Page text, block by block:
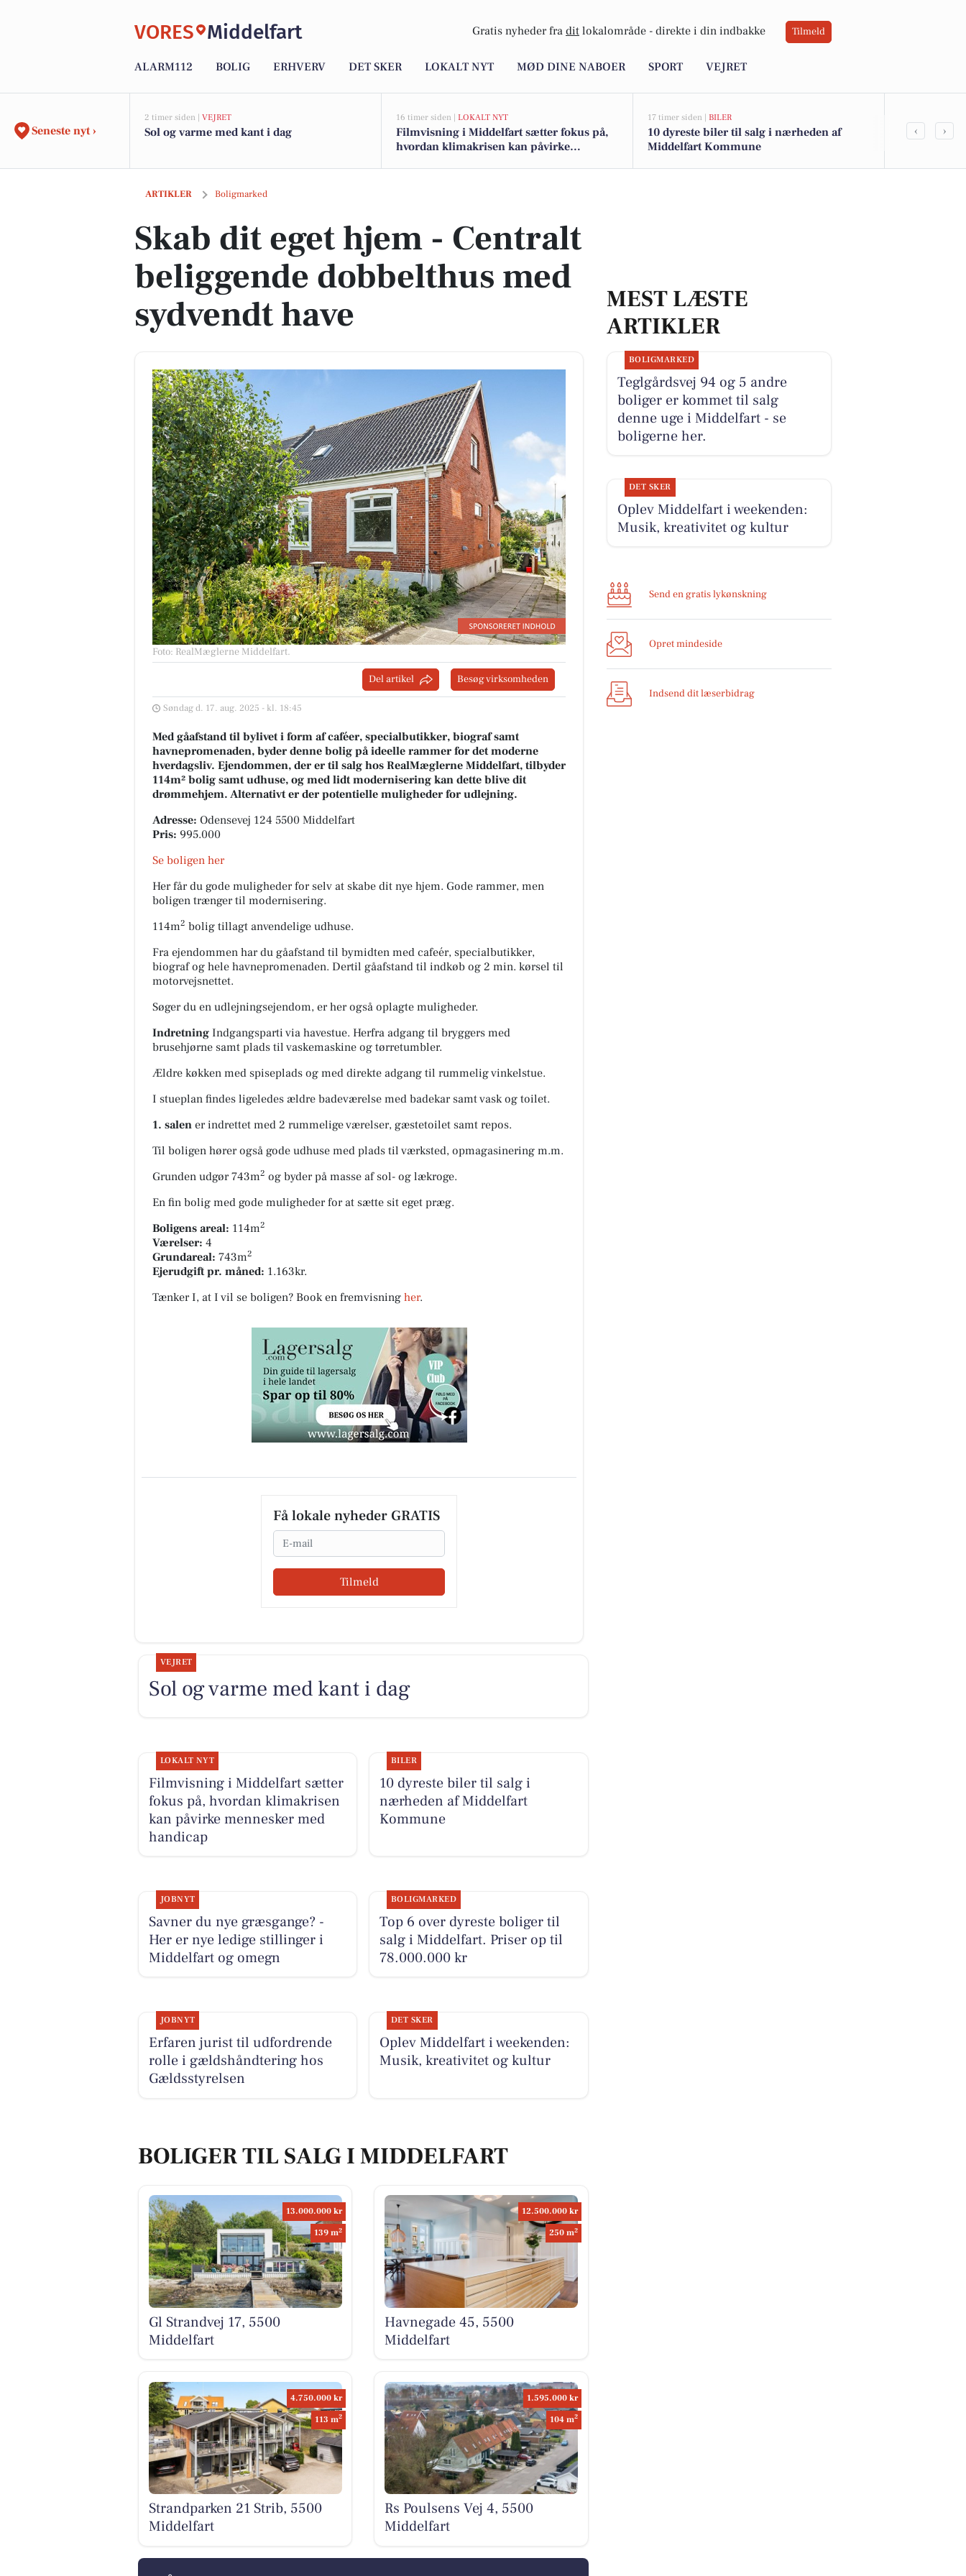
VORES Middelfart Gratis nyheder fra dit lokalområde - direkte i din indbakke Tilmeld
ALARM112 BOLIG ERHVERV DET SKER LOKALT NYT MØD DINE NABOER SPORT VEJRET
Seneste nyt ›
2 timer siden | VEJRET
Sol og varme med kant i dag
16 timer siden | LOKALT NYT
Filmvisning i Middelfart sætter fokus på,
hvordan klimakrisen kan påvirke
17 timer siden | BILER
10 dyreste biler til salg i nærheden af
Middelfart Kommune
Savner du
‹ ›
ARTIKLER Boligmarked
Skab dit eget hjem - Centralt beliggende dobbelthus med sydvendt have
Skab dit eget hjem - Centralt
beliggende dobbelthus med
sydvendt have
Foto: RealMæglerne Middelfart.
Del artikel Besøg virksomheden
Søndag d. 17. aug. 2025 - kl. 18:45
Med gåafstand til bylivet i form af caféer, specialbutikker, biograf samt
havnepromenaden, byder denne bolig på ideelle rammer for det moderne
hverdagsliv. Ejendommen, der er til salg hos RealMæglerne Middelfart, tilbyder
114m² bolig samt udhuse, og med lidt modernisering kan dette blive dit
drømmehjem. Alternativt er der potentielle muligheder for udlejning.
Adresse: Odensevej 124 5500 Middelfart
Pris: 995.000
Se boligen her
Her får du gode muligheder for selv at skabe dit nye hjem. Gode rammer, men
boligen trænger til modernisering.
114m2 bolig tillagt anvendelige udhuse.
Fra ejendommen har du gåafstand til bymidten med cafeér, specialbutikker,
biograf og hele havnepromenaden. Dertil gåafstand til indkøb og 2 min. kørsel til
motorvejsnettet.
Søger du en udlejningsejendom, er her også oplagte muligheder.
Indretning Indgangsparti via havestue. Herfra adgang til bryggers med
brusehjørne samt plads til vaskemaskine og tørretumbler.
Ældre køkken med spiseplads og med direkte adgang til rummelig vinkelstue.
I stueplan findes ligeledes ældre badeværelse med badekar samt vask og toilet.
1. salen er indrettet med 2 rummelige værelser, gæstetoilet samt repos.
Til boligen hører også gode udhuse med plads til værksted, opmagasinering m.m.
Grunden udgør 743m2 og byder på masse af sol- og lækroge.
En fin bolig med gode muligheder for at sætte sit eget præg.
Boligens areal: 114m2
Værelser: 4
Grundareal: 743m2
Ejerudgift pr. måned: 1.163kr.
Tænker I, at I vil se boligen? Book en fremvisning her.
Få lokale nyheder GRATIS
Email
Tilmeld
MEST LÆSTE
ARTIKLER
BOLIGMARKED
Teglgårdsvej 94 og 5 andre
boliger er kommet til salg
denne uge i Middelfart - se
boligerne her.
DET SKER
Oplev Middelfart i weekenden:
Musik, kreativitet og kultur
Send en gratis lykønskning
Opret mindeside
Indsend dit læserbidrag
VEJRET
Sol og varme med kant i dag
LOKALT NYT
Filmvisning i Middelfart sætter
fokus på, hvordan klimakrisen
kan påvirke mennesker med
handicap
BILER
10 dyreste biler til salg i
nærheden af Middelfart
Kommune
JOBNYT
Savner du nye græsgange? -
Her er nye ledige stillinger i
Middelfart og omegn
BOLIGMARKED
Top 6 over dyreste boliger til
salg i Middelfart. Priser op til
78.000.000 kr
JOBNYT
Erfaren jurist til udfordrende
rolle i gældshåndtering hos
Gældsstyrelsen
DET SKER
Oplev Middelfart i weekenden:
Musik, kreativitet og kultur
BOLIGER TIL SALG I MIDDELFART
13.000.000 kr
139 m2
Gl Strandvej 17, 5500
Middelfart
12.500.000 kr
250 m2
Havnegade 45, 5500
Middelfart
4.750.000 kr
113 m2
Strandparken 21 Strib, 5500
Middelfart
1.595.000 kr
104 m2
Rs Poulsens Vej 4, 5500
Middelfart